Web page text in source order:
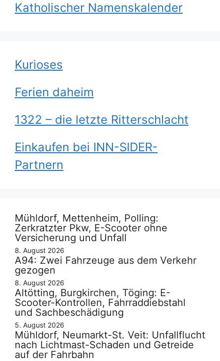
Katholischer Namenskalender
Kurioses
Ferien daheim
1322 – die letzte Ritterschlacht
Einkaufen bei INN-SIDER-
Partnern
Mühldorf, Mettenheim, Polling:
Zerkratzter Pkw, E-Scooter ohne
Versicherung und Unfall
8. August 2026
A94: Zwei Fahrzeuge aus dem Verkehr
gezogen
8. August 2026
Altötting, Burgkirchen, Töging: E-
Scooter-Kontrollen, Fahrraddiebstahl
und Sachbeschädigung
5. August 2026
Mühldorf, Neumarkt-St. Veit: Unfallflucht
nach Lichtmast-Schaden und Getreide
auf der Fahrbahn